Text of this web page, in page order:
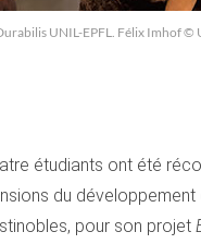
UNIL-EPFL. Félix Imhof ©
étudiants ont été
du développement
pour son projet